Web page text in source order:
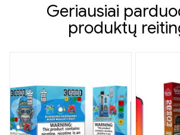
Geriausiai
produktų